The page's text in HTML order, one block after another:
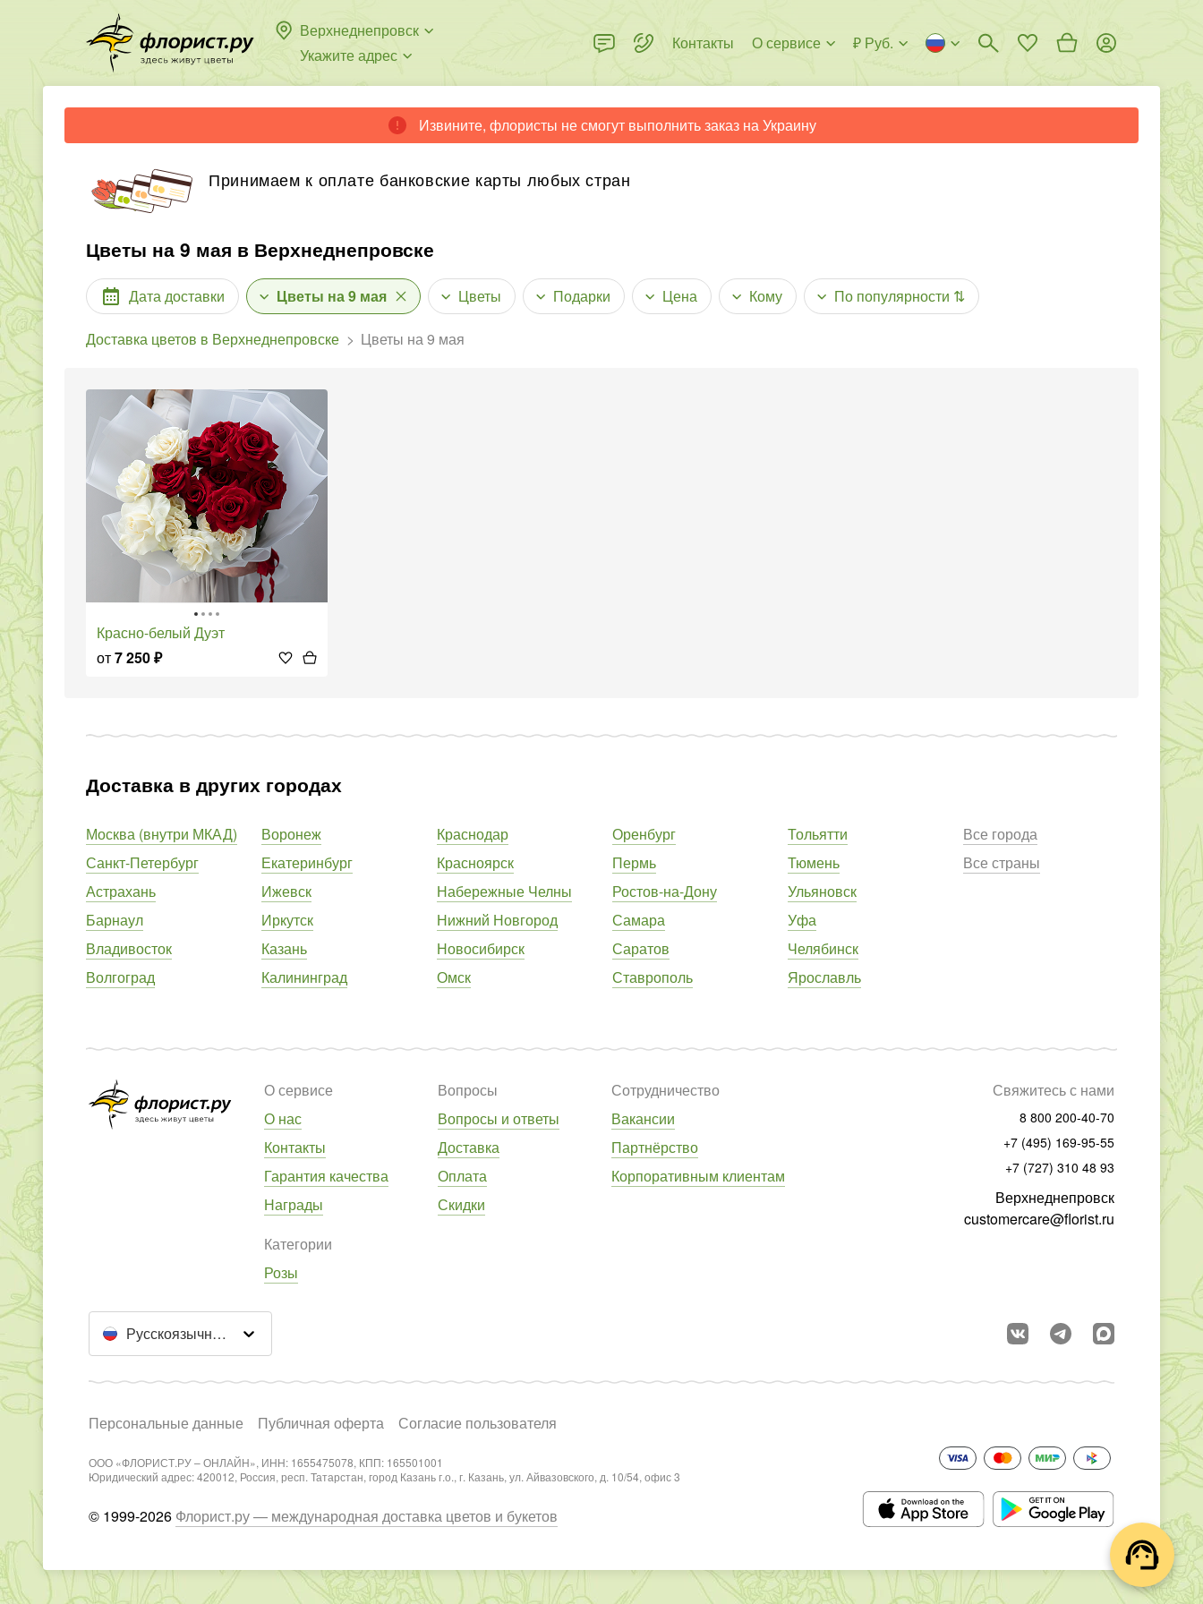
Верхнеднепровск
Укажите адрес
Контакты О сервисе ₽ Руб.
Извините, флористы не смогут выполнить заказ на Украину
Принимаем к оплате банковские карты любых стран
Цветы на 9 мая в Верхнеднепровске
Дата доставки Цветы на 9 мая Цветы Подарки Цена Кому По популярности ⇅
Доставка цветов в Верхнеднепровске Цветы на 9 мая
Красно-белый Дуэт
от7 250₽
Доставка в других городах
Москва (внутри МКАД)
Санкт-Петербург
Астрахань
Барнаул
Владивосток
Волгоград
Воронеж
Екатеринбург
Ижевск
Иркутск
Казань
Калининград
Краснодар
Красноярск
Набережные Челны
Нижний Новгород
Новосибирск
Омск
Оренбург
Пермь
Ростов-на-Дону
Самара
Саратов
Ставрополь
Тольятти
Тюмень
Ульяновск
Уфа
Челябинск
Ярославль
Все города
Все страны
О сервисе
О нас
Контакты
Гарантия качества
Награды
Вопросы
Вопросы и ответы
Доставка
Оплата
Скидки
Сотрудничество
Вакансии
Партнёрство
Корпоративным клиентам
Категории
Розы
Свяжитесь с нами
8 800 200-40-70
+7 (495) 169-95-55
+7 (727) 310 48 93
Верхнеднепровск
customercare@florist.ru
Русскоязычный сайт
Персональные данные Публичная оферта Согласие пользователя
ООО «ФЛОРИСТ.РУ – ОНЛАЙН», ИНН: 1655475078, КПП: 165501001
Юридический адрес: 420012, Россия, респ. Татарстан, город Казань г.о., г. Казань, ул. Айвазовского, д. 10/54, офис 3
© 1999-2026 Флорист.ру — международная доставка цветов и букетов